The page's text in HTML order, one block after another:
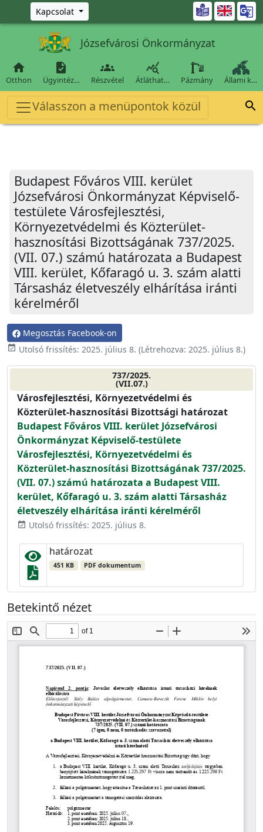
Ugrás a fő tartalomra
Kapcsolat 
Józsefvárosi Önkormányzat

Otthon

Ügyintéz…

Részvétel

Átláthat… Pázmány Állami k…
Válasszon a menüpontok közül 
Budapest Főváros VIII. kerület
Józsefvárosi Önkormányzat Képviselő-
testülete Városfejlesztési,
Környezetvédelmi és Közterület-
hasznosítási Bizottságának 737/2025.
(VII. 07.) számú határozata a Budapest
VIII. kerület, Kőfaragó u. 3. szám alatti
Társasház életveszély elhárítása iránti
kérelméről
Megosztás Facebook-on
event_available Utolsó frissítés: 2025. július 8. (Létrehozva: 2025. július 8.)
737/2025.
(VII.07.)
Városfejlesztési, Környezetvédelmi és
Közterület-hasznosítási Bizottsági határozat
Budapest Főváros VIII. kerület Józsefvárosi
Önkormányzat Képviselő-testülete
Városfejlesztési, Környezetvédelmi és
Közterület-hasznosítási Bizottságának 737/2025.
(VII. 07.) számú határozata a Budapest VIII.
kerület, Kőfaragó u. 3. szám alatti Társasház
életveszély elhárítása iránti kérelméről
event_available Utolsó frissítés: 2025. július 8.
határozat
451 KB PDF dokumentum
Betekintő nézet